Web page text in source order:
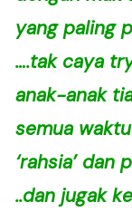
yang paling
….tak caya
anak-anak
semua
‘rahsia’
..dan jugak